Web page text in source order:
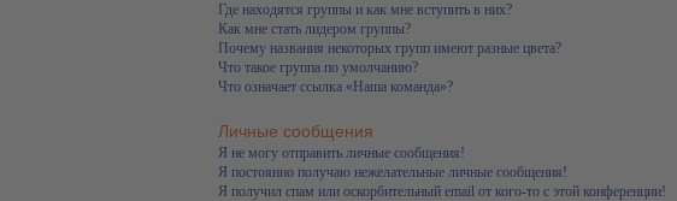
Где находятся группы и как мне вступить в них?
Как мне стать лидером группы?
Почему названия некоторых групп имеют разные цвета?
Что такое группа по умолчанию?
Что означает ссылка «Наша команда»?
Личные сообщения
Я не могу отправить личные сообщения!
Я постоянно получаю нежелательные личные сообщения!
Я получил спам или оскорбительный email от кого-то с этой конференции!